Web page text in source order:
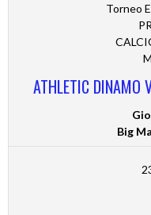
Torneo
ATHLETIC DINAMO
Big